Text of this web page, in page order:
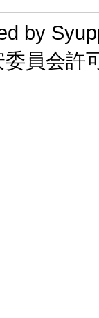
by
委員会許